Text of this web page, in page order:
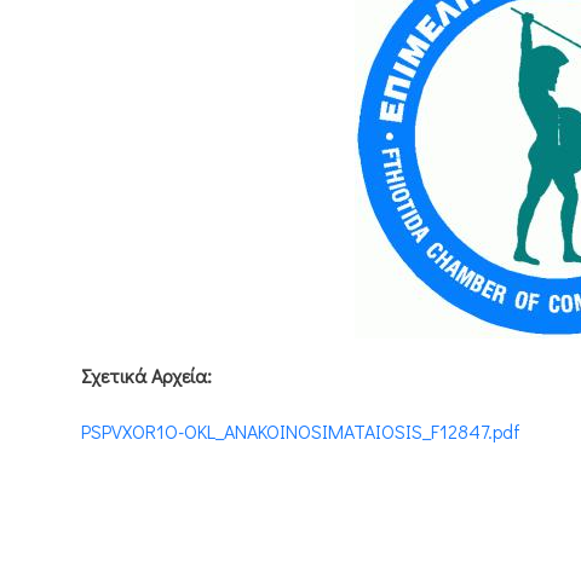
Σχετικά Αρχεία:
PSPVXOR1O-OKL_ANAKOINOSIMATAIOSIS_F12847.pdf